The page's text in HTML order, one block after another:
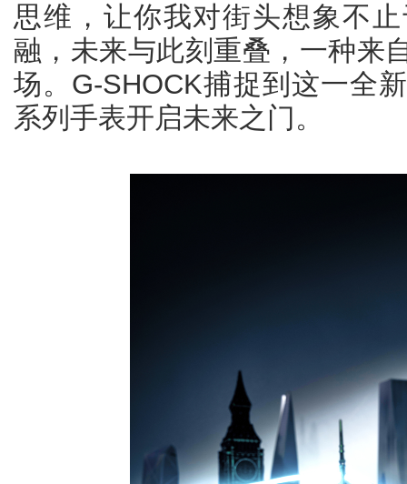
思维，让你我对街头想象不
融，未来与此刻重叠，一种来
场。G-SHOCK捕捉到这一全
系列手表开启未来之门。